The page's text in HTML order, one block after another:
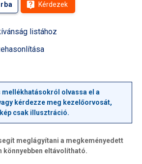
Kérdezek
listához
olvassa el a
kérdezze meg kezelőorvosát,
csak illusztráció.
meglágyítani a megkeményedett
könnyebben eltávolítható.